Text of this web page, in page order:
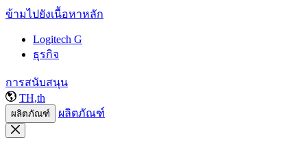
ข้ามไปยังเนื้อหาหลัก
Logitech G
ธุรกิจ
การสนับสนุน
TH,th
ผลิตภัณฑ์ ผลิตภัณฑ์